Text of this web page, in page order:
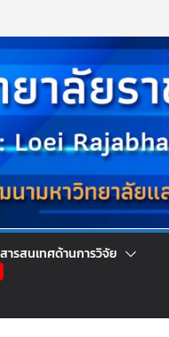
สารสนเทศด้านการวิจัย